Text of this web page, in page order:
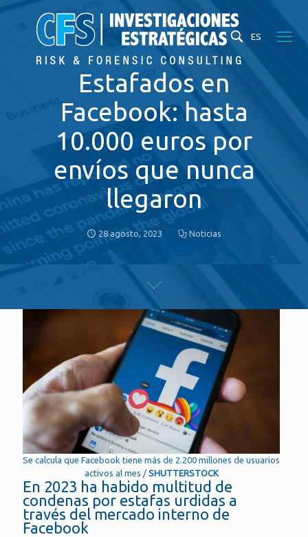
ES
Estafados en
Facebook: hasta
10.000 euros por
envíos que nunca
llegaron
28 agosto, 2023 Noticias
Se calcula que Facebook tiene más de 2.200 millones de usuarios
activos al mes / SHUTTERSTOCK
En 2023 ha habido multitud de
condenas por estafas urdidas a
través del mercado interno de
Facebook